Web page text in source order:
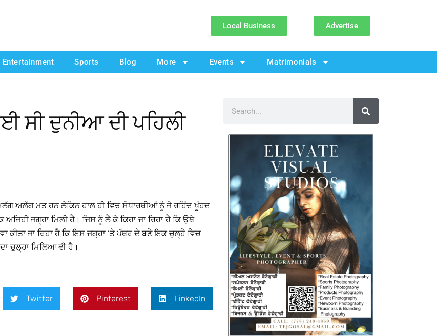
Local Business Advertise
Entertainment Sports Blog More Events Matrimonials
ਸੀ ਦੁਨੀਆ ਦੀ ਪਹਿਲੀ
ਅਲੱਗ ਮਤ ਹਨ ਲੇਕਿਨ ਹਾਲ ਹੀ ਵਿਚ ਸੋਧਾਰਥੀਆਂ ਨੂੰ ਜੋ ਰਹਿੰਦ ਖੂੰਹਦ
ਜਗ੍ਹਾ ਮਿਲੀ ਹੈ। ਜਿਸ ਨੂੰ ਲੈ ਕੇ ਕਿਹਾ ਜਾ ਰਿਹਾ ਹੈ ਕਿ ਉਥੇ
ਕੀਤਾ ਜਾ ਰਿਹਾ ਹੈ ਕਿ ਇਸ ਜਗ੍ਹਾ ‘ਤੇ ਪੱਥਰ ਦੇ ਬਣੇ ਇਕ ਚੁਲ੍ਹੇ ਵਿਚ
ਚੁਲ੍ਹਾ ਮਿਲਿਆ ਵੀ ਹੈ।
Twitter Pinterest LinkedIn